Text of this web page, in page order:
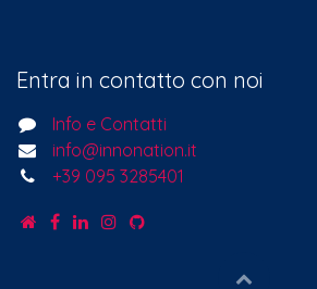
Entra in contatto con noi
Info e Contatti
info@innonation.it
+39 095 3285401